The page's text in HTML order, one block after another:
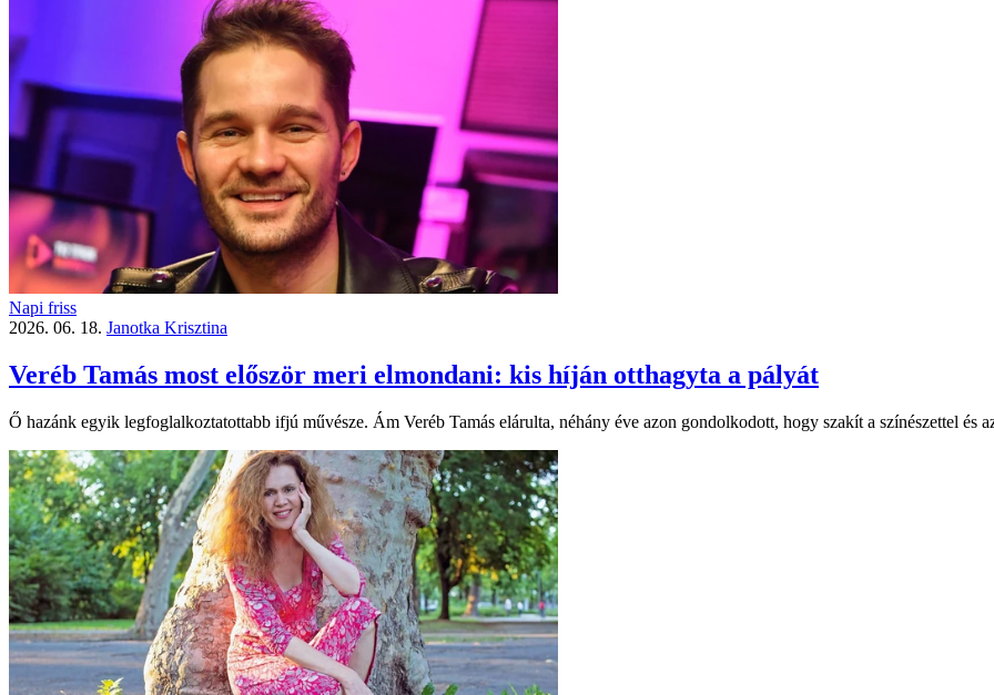
Napi friss
2026. 06. 18. Janotka Krisztina
Veréb Tamás most először meri elmondani: kis híján otthagyta a pályát
Ő hazánk egyik legfoglalkoztatottabb ifjú művésze. Ám Veréb Tamás elárulta, néhány éve azon gondolkodott, hogy szakít a színészettel és